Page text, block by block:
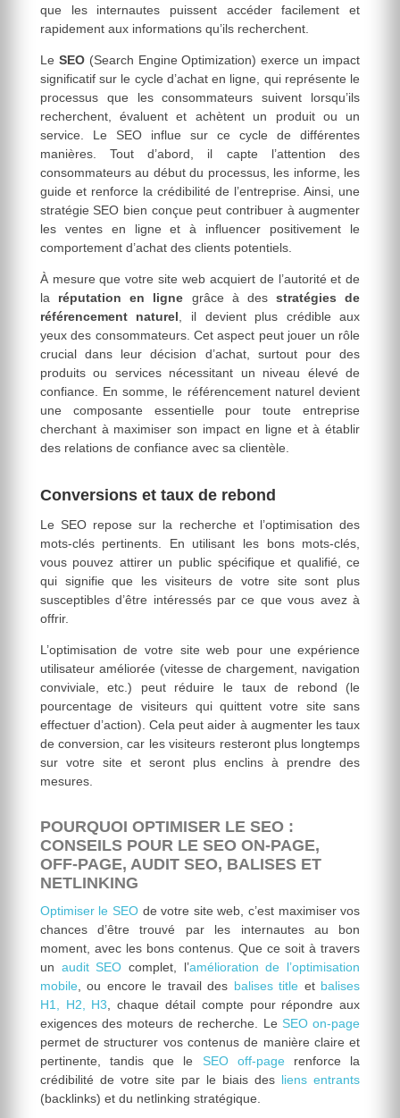
que les internautes puissent accéder facilement et
rapidement aux informations qu’ils recherchent.
Le SEO(Search Engine Optimization) exerce un impact
significatif sur le cycle d’achat en ligne, qui représente le
processus que les consommateurs suivent lorsqu’ils
recherchent, évaluent et achètent un produit ou un
service. Le SEO influe sur ce cycle de différentes
manières. Tout d’abord, il capte l’attention des
consommateurs au début du processus, les informe, les
guide et renforce la crédibilité de l’entreprise. Ainsi, une
stratégie SEO bien conçue peut contribuer à augmenter
les ventes en ligne et à influencer positivement le
comportement d’achat des clients potentiels.
À mesure que votre site web acquiert de l’autorité et de
la réputation en ligne grâce à desstratégies de
référencement naturel, il devient plus crédible aux
yeux des consommateurs. Cet aspect peut jouer un rôle
crucial dans leur décision d’achat, surtout pour des
produits ou services nécessitant un niveau élevé de
confiance. En somme, le référencement naturel devient
une composante essentielle pour toute entreprise
cherchant à maximiser son impact en ligne et à établir
des relations de confiance avec sa clientèle.
Conversions et taux de rebond
Le SEO repose sur la recherche et l’optimisation des
mots-clés pertinents. En utilisant les bons mots-clés,
vous pouvez attirer un public spécifique et qualifié, ce
qui signifie que les visiteurs de votre site sont plus
susceptibles d’être intéressés par ce que vous avez à
offrir.
L’optimisation de votre site web pour une expérience
utilisateur améliorée (vitesse de chargement, navigation
conviviale, etc.) peut réduire le taux de rebond (le
pourcentage de visiteurs qui quittent votre site sans
effectuer d’action). Cela peut aider à augmenter les taux
de conversion, car les visiteurs resteront plus longtemps
sur votre site et seront plus enclins à prendre des
mesures.
POURQUOI OPTIMISER LE SEO :
CONSEILS POUR LE SEO ON-PAGE,
OFF-PAGE, AUDIT SEO, BALISES ET
NETLINKING
Optimiser le SEO de votre site web, c’est maximiser vos
chances d’être trouvé par les internautes au bon
moment, avec les bons contenus. Que ce soit à travers
un audit SEO complet, l’amélioration de l’optimisation
mobile, ou encore le travail des balises title et balises
H1, H2, H3, chaque détail compte pour répondre aux
exigences des moteurs de recherche. Le SEO on-page
permet de structurer vos contenus de manière claire et
pertinente, tandis que le SEO off-pagerenforce la
crédibilité de votre site par le biais des liens entrants
(backlinks) et du netlinking stratégique.